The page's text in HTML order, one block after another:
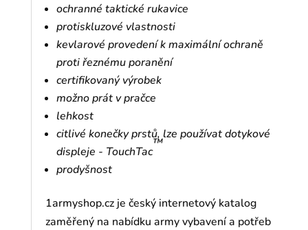
ochranné taktické rukavice
protiskluzové vlastnosti
kevlarové provedení k maximální ochraně
proti řeznému poranění
certifikovaný výrobek
možno prát v pračce
lehkost
citlivé konečky prstů, lze používat dotykové
displeje - TouchTac
™
prodyšnost
1armyshop.cz je český internetový katalog
zaměřený na nabídku army vybavení a potřeb